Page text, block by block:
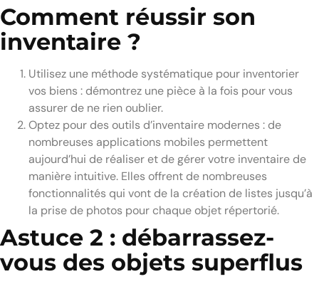
Comment réussir son
inventaire ?
Utilisez une méthode systématique pour inventorier
vos biens : démontrez une pièce à la fois pour vous
assurer de ne rien oublier.
Optez pour des outils d’inventaire modernes : de
nombreuses applications mobiles permettent
aujourd’hui de réaliser et de gérer votre inventaire de
manière intuitive. Elles offrent de nombreuses
fonctionnalités qui vont de la création de listes jusqu’à
la prise de photos pour chaque objet répertorié.
Astuce 2 : débarrassez-
vous des objets superflus